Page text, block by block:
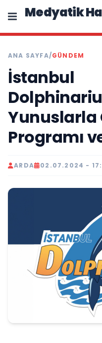
Medyatik
ANA SAYFA/GÜNDEM
İstanbul
Yunuslarla
Programı
ARDA 02.07.2024 -